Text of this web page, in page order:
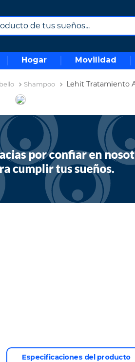
de tus sueños...
Hogar Movilidad
Shampoo Lehit Tratamiento
Especificaciones del producto